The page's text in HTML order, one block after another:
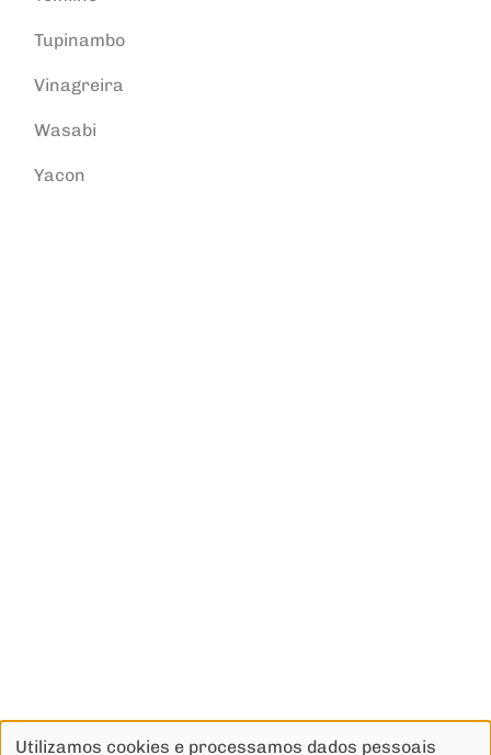
Tupinambo
Vinagreira
Wasabi
Yacon
Utilizamos cookies e processamos dados pessoais